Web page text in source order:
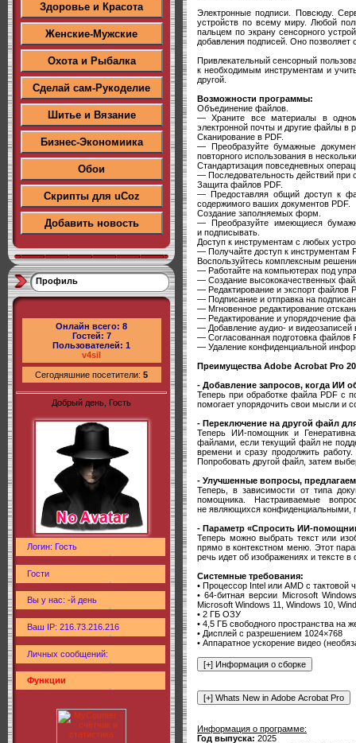
Здоровье и Красота
Женские-Мужские
Охота и Рыбалка
Сделай сам-Рукоделие
Шитье и Вязание
Бизнес-Экономиика
Обои
Скрипты для uCoz
Добавить новость
Профиль
Онлайн всего: 8
Гостей: 7
Пользователей: 1
v4sil
Сегодняшние посетители: 5
Добрый день, Гость
Логин: Гость
Гости
Вы у нас: -й день
Ваш IP: 216.73.216.216
Личных сообщений:
Функции
Электронные подписи. Повсюду.
устройств по всему миру. Любой
пальцем по экрану сенсорного
добавления подписей. Оно позволяет
Привлекательный сенсорный
к необходимым инструментам и
другой.
Возможности программы:
Объединение файлов.
— Храните все материалы в одном
электронной почты и другие файлы в
Сканирование в PDF.
— Преобразуйте бумажные
повторного использования в
Стандартизация повседневных
— Последовательность действий при
Защита файлов PDF.
— Предоставляя общий доступ к
содержимого ваших документов PDF.
Создание заполняемых форм.
— Преобразуйте имеющиеся
и подписывать.
Доступ к инструментам с любых
— Получайте доступ к инструментам
Воспользуйтесь комплексным
— Работайте на компьютерах под
— Создание высококачественных
— Редактирование и экспорт файлов
— Подписание и отправка на
— Мгновенное редактирование
— Редактирование и упорядочение
— Добавление аудио- и видеозаписей
— Согласованная подготовка
— Удаление конфиденциальной
Преимущества Adobe Acrobat Pro
- Добавление запросов, когда ИИ
Теперь при обработке файла PDF с
помогает упорядочить свои мысли и
- Переключение на другой файл
Теперь ИИ-помощник и
файлами, если текущий файл не
времени и сразу продолжить
Попробовать другой файл, затем
- Улучшенные вопросы,
Теперь, в зависимости от типа
помощника. Настраиваемые
не являющихся конфиденциальными,
- Параметр «Спросить ИИ-
Теперь можно выбрать текст или
прямо в контекстном меню. Этот
речь идет об изображениях и тексте
Системные требования:
• Процессор Intel или AMD с тактовой
• 64-битная версии Microsoft
Microsoft Windows 11, Windows 10,
• 2 ГБ ОЗУ
• 4,5 ГБ свободного пространства на
• Дисплей с разрешением 1024×768
• Аппаратное ускорение видео
Информация о программе:
Год выпуска: 2025